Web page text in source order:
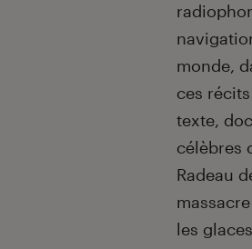
monde,
ces
texte,
célèbres
Radeau
les